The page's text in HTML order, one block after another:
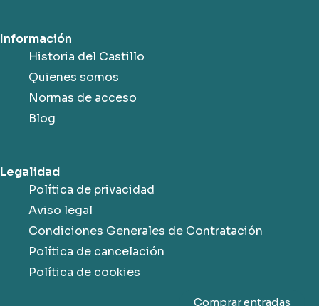
Información
Historia del Castillo
Quienes somos
Normas de acceso
Blog
Legalidad
Política de privacidad
Aviso legal
Condiciones Generales de Contratación
Política de cancelación
Política de cookies
Comprar entradas